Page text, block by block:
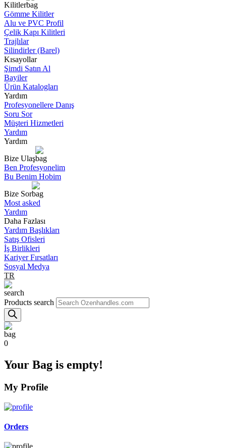
Kilitler
Gömme Kilitler
Alu ve PVC Profil
Çelik Kapı Kilitleri
Trajlılar
Silindirler (Barel)
Kısayollar
Şimdi Satın Al
Bayiler
Ürün Katalogları
Yardım
Profesyonellere Danış
Soru Sor
Müşteri Hizmetleri
Yardım
Yardım
Bize Ulaş
Ben Profesyonelim
Bu Benim Hobim
Bize Sor
Most asked
Yardım
Daha Fazlası
Yardım Başlıkları
Satış Ofisleri
İş Birlikleri
Kariyer Fırsatları
Sosyal Medya
TR
Products search
0
Your Bag is empty!
My Profile
Orders